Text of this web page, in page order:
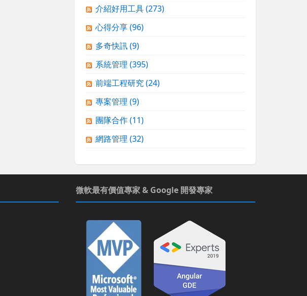
介紹好用工具(273)
心得分享(96)
多奇快訊(9)
系統管理 (395)
前端工程研究(24)
專案管理 (9)
團隊合作(11)
網路管理 (32)
微軟最有價值專家 & Google 開發專家